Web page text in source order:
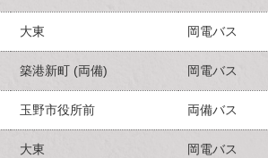
大東 岡電バス
築港新町 (両備) 岡電バス
玉野市役所前 両備バス
大東 岡電バス